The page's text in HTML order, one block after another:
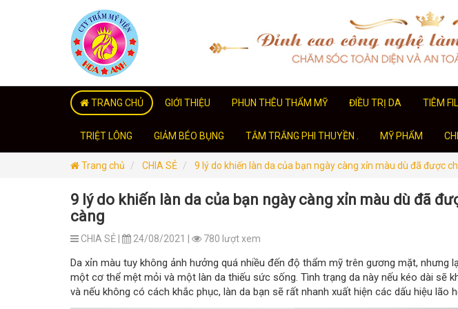
TRANG CHỦ GIỚI THIỆU PHUN THÊU THẨM MỸ ĐIỀU TRỊ DA TIÊM
TRIỆT LÔNG GIẢM BÉO BỤNG TẮM TRẮNG PHI THUYỀN . MỸ PHẨM
Trang chủ CHIA SẺ 9 lý do khiến làn da của bạn ngày càng xỉn màu dù đã được
9 lý do khiến làn da của bạn ngày càng xỉn màu dù đã
càng
CHIA SẺ | 24/08/2021 | 780 lượt xem
Da xỉn màu tuy không ảnh hưởng quá nhiều đến độ thẩm mỹ trên gương mặt, nhưng
một cơ thể mệt mỏi và một làn da thiếu sức sống. Tình trạng da này nếu kéo dài sẽ
và nếu không có cách khắc phục, làn da bạn sẽ rất nhanh xuất hiện các dấu hiệu lão